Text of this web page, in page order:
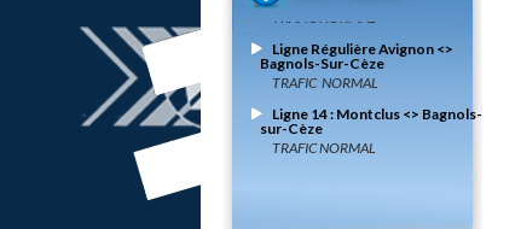
TRANSPORTS SCOLAIRES
Ligne Régulière Avignon <>
Bagnols-Sur-Cèze
Ligne 14 : Montclus <> Bagnols-
sur-Cèze